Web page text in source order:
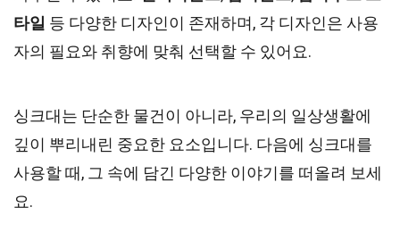
타일 등 다양한 디자인이 존재하며, 각 디자인은 사용
자의 필요와 취향에 맞춰 선택할 수 있어요.
싱크대는 단순한 물건이 아니라, 우리의 일상생활에
깊이 뿌리내린 중요한 요소입니다. 다음에 싱크대를
사용할 때, 그 속에 담긴 다양한 이야기를 떠올려 보세
요.